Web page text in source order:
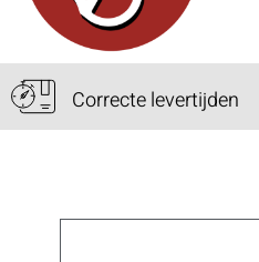
Correcte levertijden